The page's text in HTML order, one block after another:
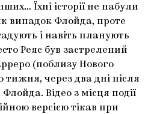
Їхні історії не набули
випадок Флойда, проте
і навіть планують
Реяс був застрелений
(поблизу Нового
через два дні після
Відео з місця події
версією тікав при